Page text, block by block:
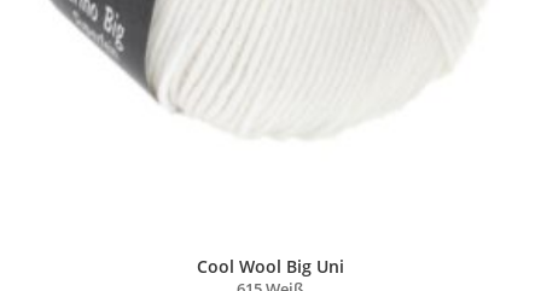
Cool Wool Big Uni